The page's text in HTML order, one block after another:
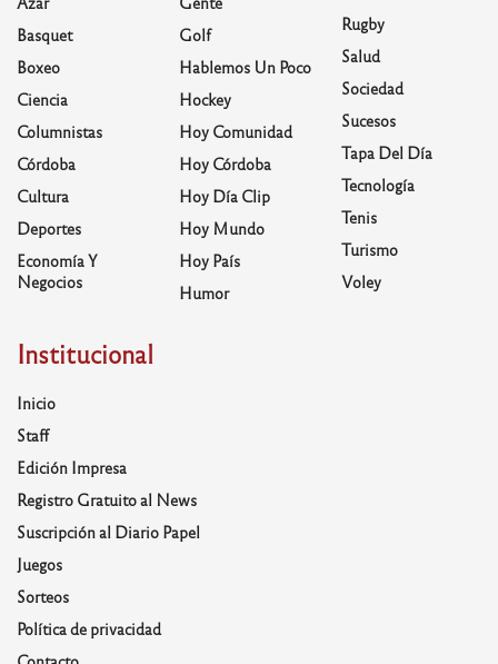
Basquet
Boxeo
Ciencia
Columnistas
Córdoba
Cultura
Deportes
Economía Y
Negocios
Golf
Hablemos Un Poco
Hockey
Hoy Comunidad
Hoy Córdoba
Hoy Día Clip
Hoy Mundo
Hoy País
Humor
Rugby
Salud
Sociedad
Sucesos
Tapa Del Día
Tecnología
Tenis
Turismo
Voley
Institucional
Inicio
Staff
Edición Impresa
Registro Gratuito al News
Suscripción al Diario Papel
Juegos
Sorteos
Política de privacidad